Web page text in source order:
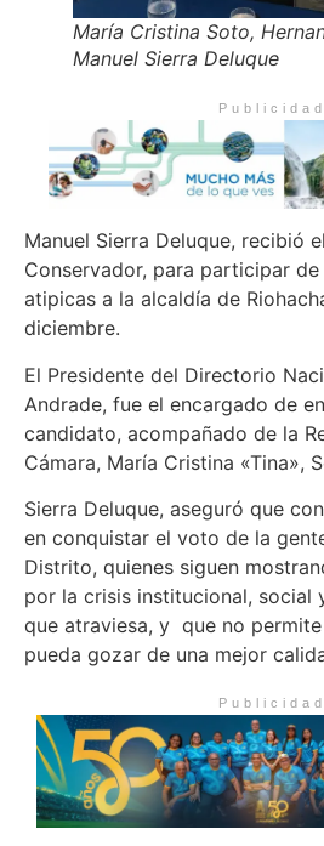
María Cristina Soto,
Manuel Sierra Deluque
Publicidad
Manuel Sierra Deluque, recibió
Conservador, para participar
atipicas a la alcaldía de
diciembre.
El Presidente del Directorio
Andrade, fue el encargado de
candidato, acompañado de la
Cámara, María Cristina «Tina»,
Sierra Deluque, aseguró que
en conquistar el voto de la
Distrito, quienes siguen
por la crisis institucional, social
que atraviesa, y que no
pueda gozar de una mejor
Publicidad